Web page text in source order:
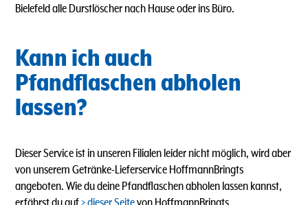
Bielefeld alle Durstlöscher nach Hause oder ins Büro.
Kann ich auch
Pfandflaschen abholen
lassen?
Dieser Service ist in unseren Filialen leider nicht möglich, wird aber
von unserem Getränke-Lieferservice HoffmannBringts
angeboten. Wie du deine Pfandflaschen abholen lassen kannst,